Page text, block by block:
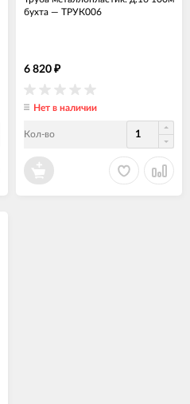
бухта — ТРУК006
6 820 ₽
Нет в наличии
Кол-во